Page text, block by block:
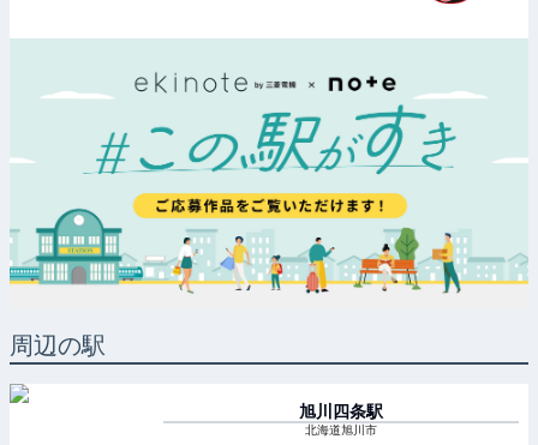
周辺の駅
旭川四条駅
北海道旭川市